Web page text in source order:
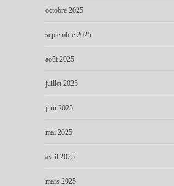
octobre 2025
septembre 2025
août 2025
juillet 2025
juin 2025
mai 2025
avril 2025
mars 2025